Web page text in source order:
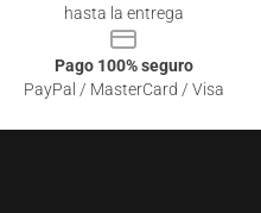
hasta la entrega
Pago 100% seguro
PayPal / MasterCard / Visa